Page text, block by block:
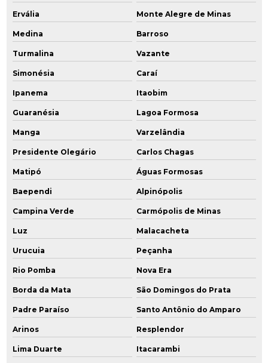
Ervália Monte Alegre de Minas
Medina Barroso
Turmalina Vazante
Simonésia Caraí
Ipanema Itaobim
Guaranésia Lagoa Formosa
Manga Varzelândia
Presidente Olegário Carlos Chagas
Matipó Águas Formosas
Baependi Alpinópolis
Campina Verde Carmópolis de Minas
Luz Malacacheta
Urucuia Peçanha
Rio Pomba Nova Era
Borda da Mata São Domingos do Prata
Padre Paraíso Santo Antônio do Amparo
Arinos Resplendor
Lima Duarte Itacarambi